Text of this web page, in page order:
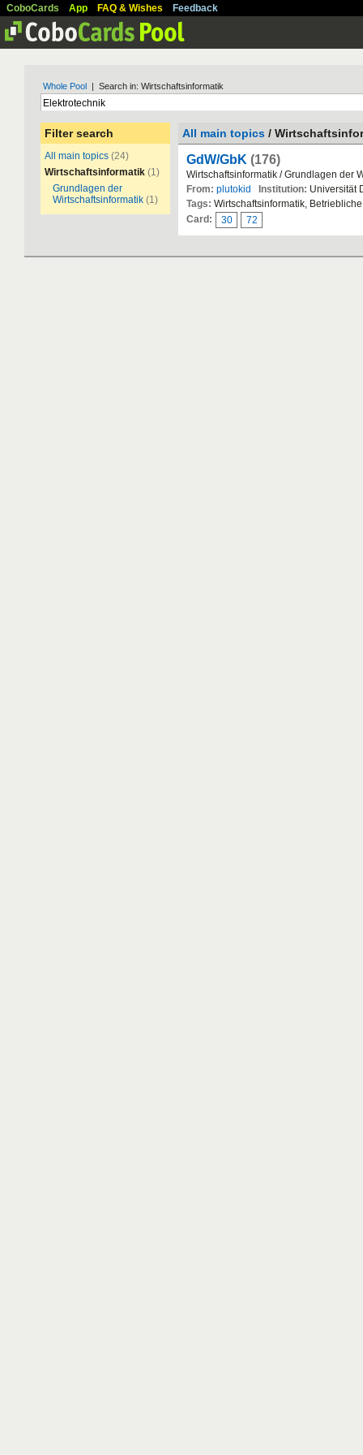
CoboCards App FAQ & Wishes Feedback
Whole Pool | Search in: Wirtschaftsinformatik
Filter search
All main topics (24)
Wirtschaftsinformatik (1)
Grundlagen der
Wirtschaftsinformatik (1)
All main topics /
GdW/GbK (176)
Wirtschaftsinformatik / Grundlagen der
From: plutokid Institution: Universität
Tags: Wirtschaftsinformatik,
Card:
30 72